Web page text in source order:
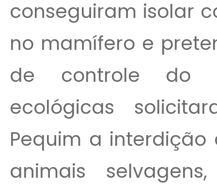
conseguiram isolar
no mamífero e
de controle do
ecológicas
Pequim a
animais